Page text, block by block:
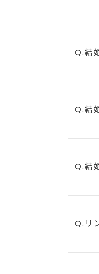
Q.結
Q.結
Q.結
Q.リ